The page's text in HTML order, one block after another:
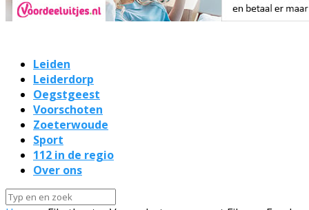
Leiden
Leiderdorp
Oegstgeest
Voorschoten
Zoeterwoude
Sport
112 in de regio
Over ons